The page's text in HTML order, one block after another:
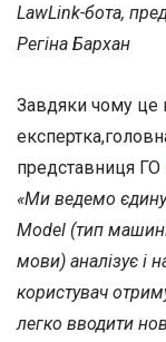
LawLink-бота,
Регіна Бархан
Завдяки чому це
представниця ГО
«Ми ведемо єдину
Model (тип
мови) аналізує і
користувач
легко вводити